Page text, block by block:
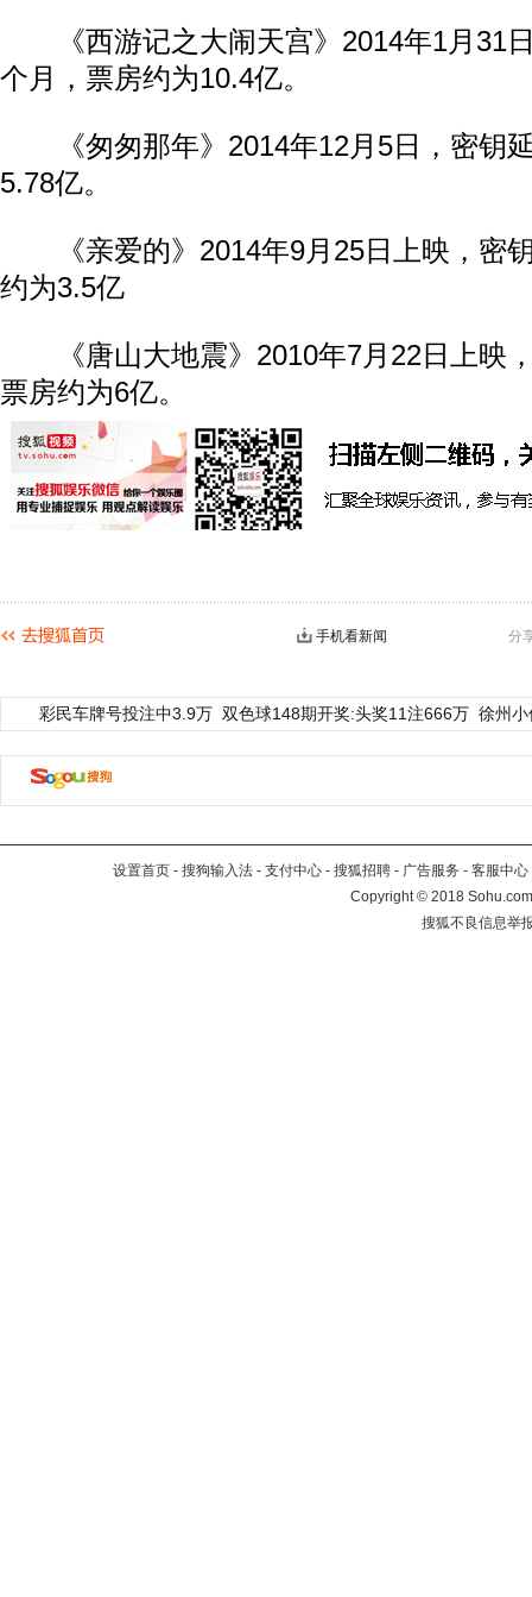
《西游记之大闹天宫》2014年1月31
个月，票房约为10.4亿。
《匆匆那年》2014年12月5日，密钥
5.78亿。
《亲爱的》2014年9月25日上映，密
约为3.5亿
《唐山大地震》2010年7月22日上映
票房约为6亿。
分
手机看新闻
彩民车牌号投注中3.9万 双色球148期开奖:头奖11注666万 徐州
设置首页 - 搜狗输入法 - 支付中心 - 搜狐招聘 - 广告服务 - 客服中心
Copyright©2018
搜狐不良信息举